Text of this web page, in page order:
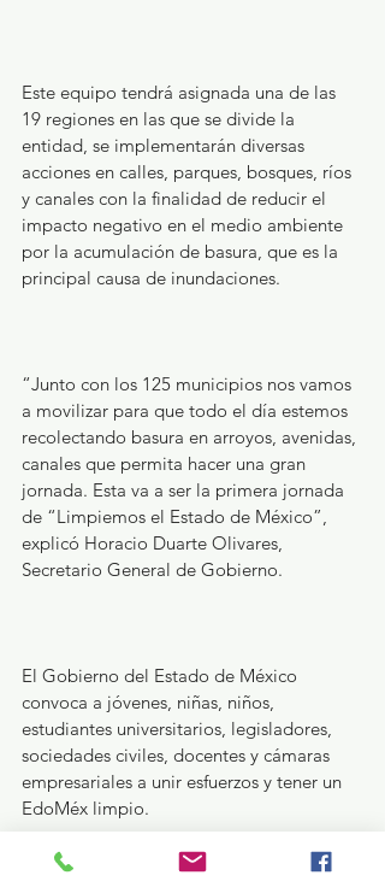
Este equipo tendrá asignada una de las
19 regiones en las que se divide la
entidad, se implementarán diversas
acciones en calles, parques, bosques, ríos
y canales con la finalidad de reducir el
impacto negativo en el medio ambiente
por la acumulación de basura, que es la
principal causa de inundaciones.
“Junto con los 125 municipios nos vamos
a movilizar para que todo el día estemos
recolectando basura en arroyos, avenidas,
canales que permita hacer una gran
jornada. Esta va a ser la primera jornada
de “Limpiemos el Estado de México”,
explicó Horacio Duarte Olivares,
Secretario General de Gobierno.
El Gobierno del Estado de México
convoca a jóvenes, niñas, niños,
estudiantes universitarios, legisladores,
sociedades civiles, docentes y cámaras
empresariales a unir esfuerzos y tener un
EdoMéx limpio.